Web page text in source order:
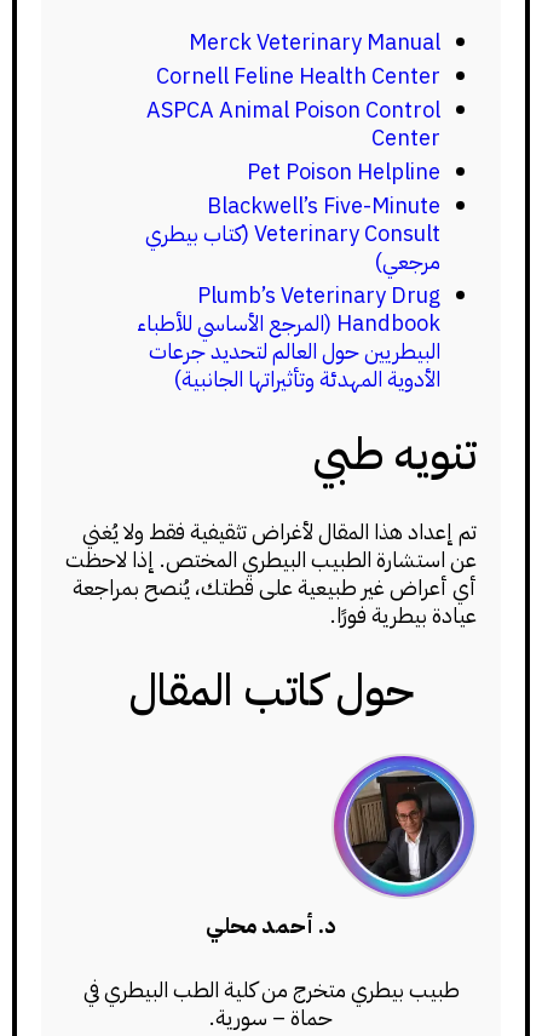
Merck Veterinary Manual
Cornell Feline Health Center
ASPCA Animal Poison Control
Center
Pet Poison Helpline
Blackwell’s Five-Minute
Veterinary Consult (كتاب بيطري
مرجعي)
Plumb’s Veterinary Drug
Handbook (المرجع الأساسي للأطباء
البيطريين حول العالم لتحديد جرعات
الأدوية المهدئة وتأثيراتها الجانبية)
تنويه طبي
تم إعداد هذا المقال لأغراض تثقيفية فقط ولا يُغني
عن استشارة الطبيب البيطري المختص. إذا لاحظت
أي أعراض غير طبيعية على قطتك، يُنصح بمراجعة
عيادة بيطرية فورًا.
حول كاتب المقال
د. أحمد محلي
طبيب بيطري متخرج من كلية الطب البيطري في
حماة – سورية.